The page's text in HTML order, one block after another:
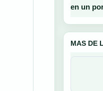
en un
MAS DE